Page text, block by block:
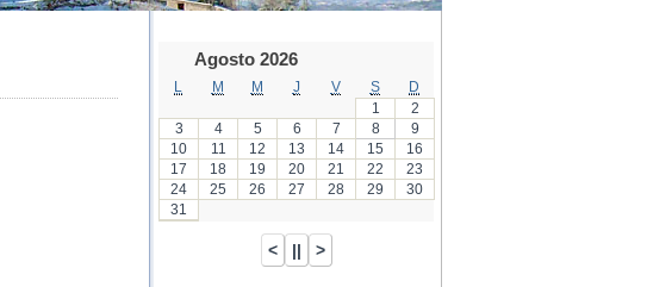
Agosto 2026
M M J V S
D
1
2
3
4 5 6 7 8
9
10
11 12 13 14 15
16
17
18 19 20 21 22
23
24
25 26 27 28 29
30
31